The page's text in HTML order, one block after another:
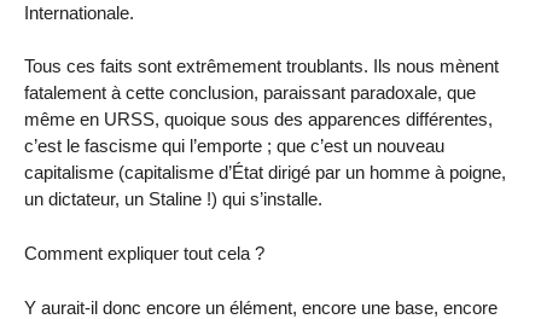
Internationale.
Tous ces faits sont extrêmement troublants. Ils nous mènent
fatalement à cette conclusion, paraissant paradoxale, que
même en URSS, quoique sous des apparences différentes,
c’est le fascisme qui l’emporte ; que c’est un nouveau
capitalisme (capitalisme d’État dirigé par un homme à poigne,
un dictateur, un Staline !) qui s’installe.
Comment expliquer tout cela ?
Y aurait-il donc encore un élément, encore une base, encore